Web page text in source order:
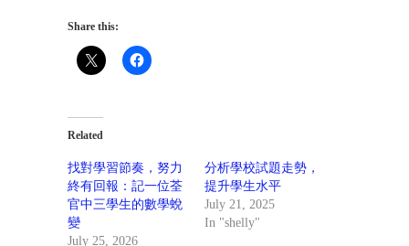
Share this:
Related
找對學習節奏，努力
終有回報：記一位荃
官中三學生的數學蛻
變
July 25, 2026
分析學校試題走勢，
提升學生水平
July 21, 2025
In "shelly"